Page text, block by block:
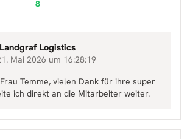
8
Landgraf Logistics
Mai 2026 um 16:28:19
Temme, vielen Dank für ihre super
ich direkt an die Mitarbeiter weiter.